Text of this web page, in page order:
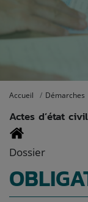
Accueil Démarches
Actes d’état civil
Dossier